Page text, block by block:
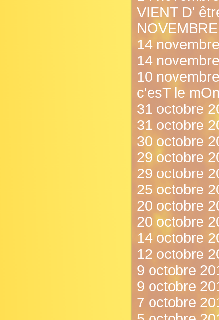
VIENT D'
14
14
10
c'esT le
31 octobre
31 octobre
30 octobre
29 octobre
29 octobre
25 octobre
20 octobre
20 octobre
14 octobre
12 octobre
9 octobre
9 octobre
7 octobre